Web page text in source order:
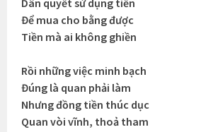
Dân quyết sử dụng tiền
Để mua cho bằng được
Tiền mà ai không ghiền
Rồi những việc minh bạch
Đúng là quan phải làm
Nhưng đồng tiền thúc dục
Quan vòi vĩnh, thoả tham